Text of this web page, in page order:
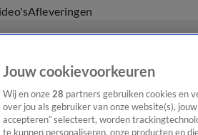
Afleveringen
Jouw cookievoorkeuren
Wij en onze 28 partners gebruiken cookies en
over jou als gebruiker van onze website(s),
accepteren” selecteert, worden
te kunnen personaliseren, onze producten en